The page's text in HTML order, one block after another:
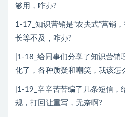
够用，咋办?
1-17_知识营销是“农夫式”营销
长等不及，咋办?
|1-18_给同事们分享了知识营销
化了，各种质疑和嘲笑，我该怎
|1-19_辛辛苦苦编了几条短信，
规，打回让重写，无奈啊?